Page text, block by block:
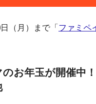
（月）まで「 ファミペ
お年玉が開催中